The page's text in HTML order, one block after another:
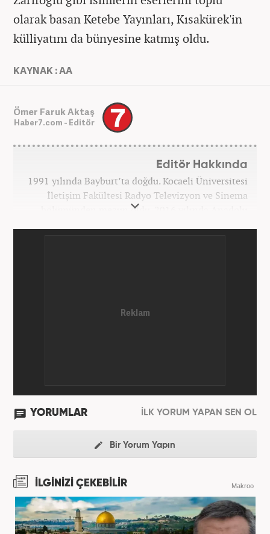
olarak basan Ketebe Yayınları, Kısakürek'in
külliyatını da bünyesine katmış oldu.
KAYNAK : AA
Ömer Faruk Aktaş
Haber7.com - Editör
Editör Hakkında
1991 yılında Bayburt’ta doğdu. Kocaeli Üniversitesi
İletişim Fakültesi Radyo Televizyon ve Sinema
bölümünden mezun oldu. 2016 yılında Anadolu
YORUMLAR İLK YORUM YAPAN SEN OL
Bir Yorum Yapın
İLGİNİZİ ÇEKEBİLİR Makroo